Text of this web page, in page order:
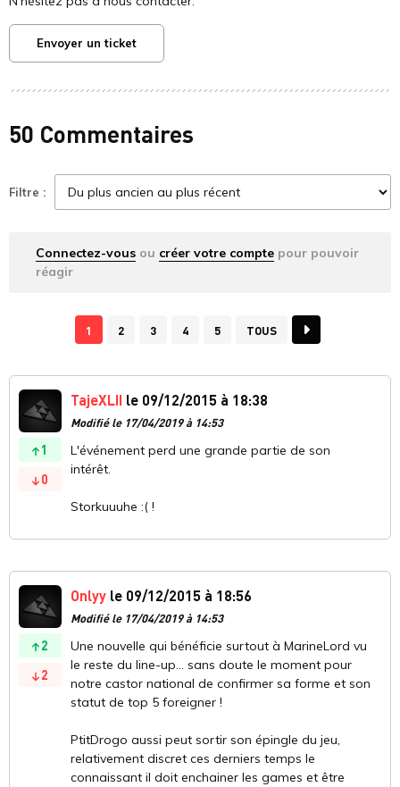
Envoyer un ticket
50 Commentaires
Filtre :
Connectez-vous ou créer votre compte pour pouvoir
réagir
1 2 3 4 5 TOUS
1
0
TajeXLII le 09/12/2015 à 18:38
Modifié le 17/04/2019 à 14:53
L'événement perd une grande partie de son
intérêt.
Storkuuuhe :( !
2
2
Onlyy le 09/12/2015 à 18:56
Modifié le 17/04/2019 à 14:53
Une nouvelle qui bénéficie surtout à MarineLord vu
le reste du line-up... sans doute le moment pour
notre castor national de confirmer sa forme et son
statut de top 5 foreigner !
PtitDrogo aussi peut sortir son épingle du jeu,
relativement discret ces derniers temps le
connaissant il doit enchainer les games et être